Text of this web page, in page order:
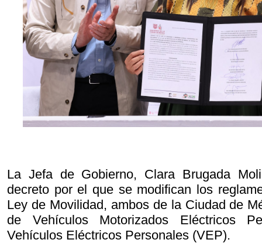
La Jefa de Gobierno, Clara Brugada
decreto por el que se modifican los
Ley de Movilidad, ambos de la Ciudad de
de Vehículos Motorizados Eléctricos
Vehículos Eléctricos Personales (VEP).